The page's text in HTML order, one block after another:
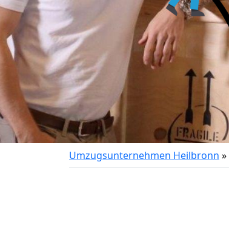
Umzugsunternehmen Heilbronn »